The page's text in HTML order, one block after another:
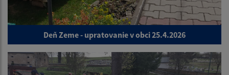
Deň Zeme - upratovanie v obci 25.4.2026